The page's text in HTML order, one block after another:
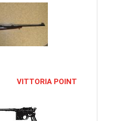
VITTORIA POINT